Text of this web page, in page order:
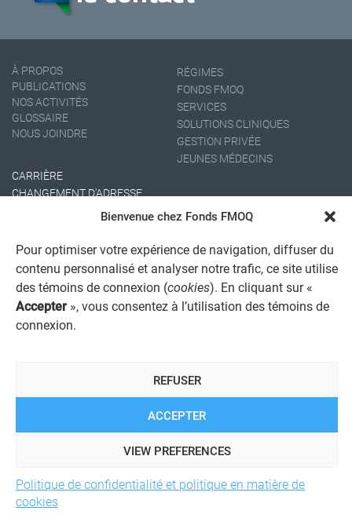
Bienvenue chez Fonds FMOQ
Pour optimiser votre expérience de navigation, diffuser du
contenu personnalisé et analyser notre trafic, ce site utilise
des témoins de connexion (cookies). En cliquant sur «
Accepter », vous consentez à l’utilisation des témoins de
connexion.
ACCEPTER
REFUSER
VIEW PREFERENCES
Politique de confidentialité et politique en matière de
cookies
À PROPOS
PUBLICATIONS
NOS ACTIVITÉS
GLOSSAIRE
NOUS JOINDRE
RÉGIMES
FONDS FMOQ
SERVICES
SOLUTIONS CLINIQUES
GESTION PRIVÉE
JEUNES MÉDECINS
CARRIÈRE
CHANGEMENT D'ADRESSE
AVIS JURIDIQUE GÉNÉRAL
POLITIQUE DE TRAITEMENT DES PLAINTES
REGISTRE DES CONFLITS D'INTÉRÊTS
© 2026 Société de services financiers Fonds FMOQ inc.
droits réservés.